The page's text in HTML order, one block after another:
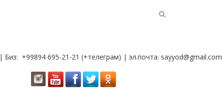
| Биз: +99894 695-21-21 (+телеграм) | эл.почта: sayyod@gmail.com